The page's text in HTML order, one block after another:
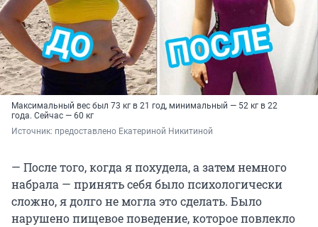
Максимальный вес был 73 кг в 21 год, минимальный — 52 кг в 22
года. Сейчас — 60 кг
Источник: предоставлено Екатериной Никитиной
— После того, когда я похудела, а затем немного
набрала — принять себя было психологически
сложно, я долго не могла это сделать. Было
нарушено пищевое поведение, которое повлекло